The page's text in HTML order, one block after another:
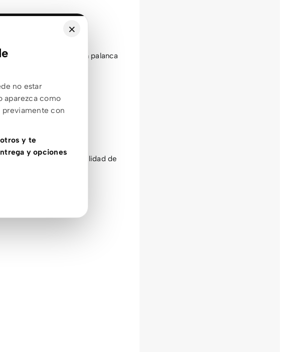
trasero, eje Syncros con palanca
función de la disponibilidad de
×
no estar
aparezca como
con
y te
y opciones